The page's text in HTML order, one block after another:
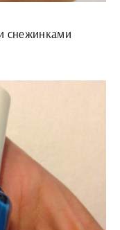
снежинками